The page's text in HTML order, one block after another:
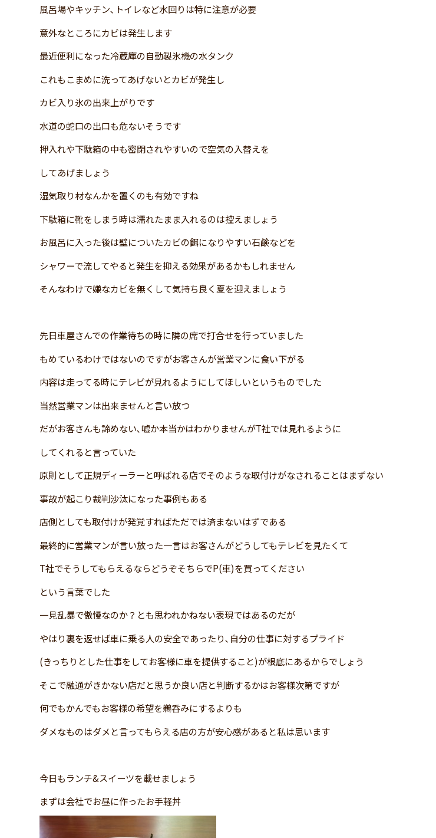
風呂場やキッチン､トイレなど水回りは特に注意が必要
意外なところにカビは発生します
最近便利になった冷蔵庫の自動製氷機の水タンク
これもこまめに洗ってあげないとカビが発生し
カビ入り氷の出来上がりです
水道の蛇口の出口も危ないそうです
押入れや下駄箱の中も密閉されやすいので空気の入替えを
してあげましょう
湿気取り材なんかを置くのも有効ですね
下駄箱に靴をしまう時は濡れたまま入れるのは控えましょう
お風呂に入った後は壁についたカビの餌になりやすい石鹸などを
シャワーで流してやると発生を抑える効果があるかもしれません
そんなわけで嫌なカビを無くして気持ち良く夏を迎えましょう
先日車屋さんでの作業待ちの時に隣の席で打合せを行っていました
もめているわけではないのですがお客さんが営業マンに食い下がる
内容は走ってる時にテレビが見れるようにしてほしいというものでした
当然営業マンは出来ませんと言い放つ
だがお客さんも諦めない､嘘か本当かはわかりませんがT社では見れるように
してくれると言っていた
原則として正規ディーラーと呼ばれる店でそのような取付けがなされることはまずない
事故が起こり裁判沙汰になった事例もある
店側としても取付けが発覚すればただでは済まないはずである
最終的に営業マンが言い放った一言はお客さんがどうしてもテレビを見たくて
T社でそうしてもらえるならどうぞそちらでP(車)を買ってください
という言葉でした
一見乱暴で傲慢なのか？とも思われかねない表現ではあるのだが
やはり裏を返せば車に乗る人の安全であったり､自分の仕事に対するプライド
(きっちりとした仕事をしてお客様に車を提供すること)が根底にあるからでしょう
そこで融通がきかない店だと思うか良い店と判断するかはお客様次第ですが
何でもかんでもお客様の希望を鵜呑みにするよりも
ダメなものはダメと言ってもらえる店の方が安心感があると私は思います
今日もランチ&スイーツを載せましょう
まずは会社でお昼に作ったお手軽丼